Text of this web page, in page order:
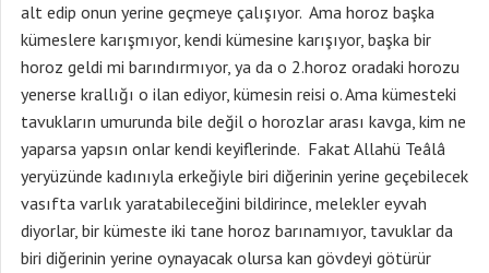
alt edip onun yerine geçmeye çalışıyor. Ama horoz başka
kümeslere karışmıyor, kendi kümesine karışıyor, başka bir
horoz geldi mi barındırmıyor, ya da o 2.horoz oradaki horozu
yenerse krallığı o ilan ediyor, kümesin reisi o. Ama kümesteki
tavukların umurunda bile değil o horozlar arası kavga, kim ne
yaparsa yapsın onlar kendi keyiflerinde. Fakat Allahü Teâlâ
yeryüzünde kadınıyla erkeğiyle biri diğerinin yerine geçebilecek
vasıfta varlık yaratabileceğini bildirince, melekler eyvah
diyorlar, bir kümeste iki tane horoz barınamıyor, tavuklar da
biri diğerinin yerine oynayacak olursa kan gövdeyi götürür